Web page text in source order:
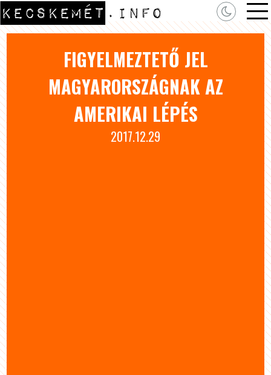
FIGYELMEZTETŐ JEL
MAGYARORSZÁGNAK AZ
AMERIKAI LÉPÉS
2017.12.29